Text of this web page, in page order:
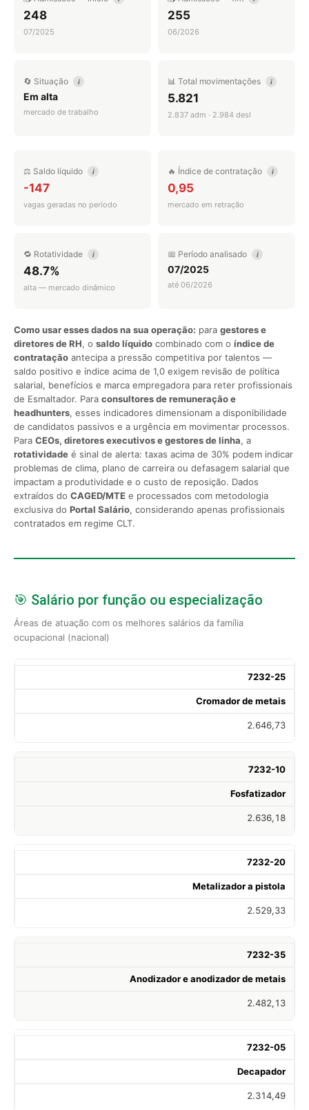
248
07/2025
255
06/2026
🔄 Situação i
Em alta
mercado de trabalho
📊 Total movimentações i
5.821
2.837 adm · 2.984 desl
⚖️ Saldo líquido i
-147
vagas geradas no período
🔥 Índice de contratação i
0,95
mercado em retração
🔁 Rotatividade i
48.7%
alta — mercado dinâmico
📅 Período analisado i
07/2025
até 06/2026
Como usar esses dados na sua operação: para gestores e
diretores de RH, o saldo líquido combinado com o índice de
contratação antecipa a pressão competitiva por talentos —
saldo positivo e índice acima de 1,0 exigem revisão de política
salarial, benefícios e marca empregadora para reter profissionais
de Esmaltador. Para consultores de remuneração e
headhunters, esses indicadores dimensionam a disponibilidade
de candidatos passivos e a urgência em movimentar processos.
Para CEOs, diretores executivos e gestores de linha, a
rotatividade é sinal de alerta: taxas acima de 30% podem indicar
problemas de clima, plano de carreira ou defasagem salarial que
impactam a produtividade e o custo de reposição. Dados
extraídos do CAGED/MTE e processados com metodologia
exclusiva do Portal Salário, considerando apenas profissionais
contratados em regime CLT.
🎯 Salário por função ou especialização
Áreas de atuação com os melhores salários da família
ocupacional (nacional)
7232-25
Cromador de metais
2.646,73
7232-10
Fosfatizador
2.636,18
7232-20
Metalizador a pistola
2.529,33
7232-35
Anodizador e anodizador de metais
2.482,13
7232-05
Decapador
2.314,49